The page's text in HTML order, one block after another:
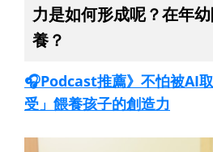
力是如何形成呢？在年
養？
🎧Podcast推薦》不怕被AI
受」餵養孩子的創造力